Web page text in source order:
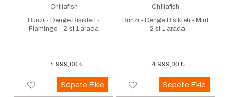
Chillafish
Bunzi - Denge Bisikleti -
Flamingo - 2 si 1 arada
4.999,00 ₺
Sepete Ekle
Chillafish
Bunzi - Denge Bisikleti - Mint
- 2 si 1 arada
4.999,00 ₺
Sepete Ekle